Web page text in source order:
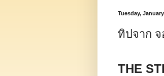
Tuesday,
ทิปจาก จ
THE